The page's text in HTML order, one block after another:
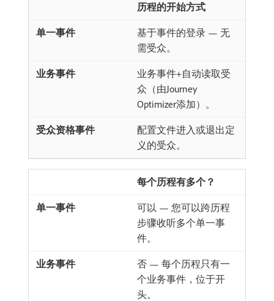
历程的开始方式
基于事件的登录 — 无
需受众。
业务事件+自动读取受
众（由Journey
Optimizer添加）。
配置文件进入或退出定
义的受众。
每个历程有多个？
可以 — 您可以跨历程
步骤收听多个单一事
件。
否 — 每个历程只有一
个业务事件，位于开
头。